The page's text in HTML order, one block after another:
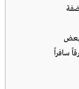
بعض
سافراً